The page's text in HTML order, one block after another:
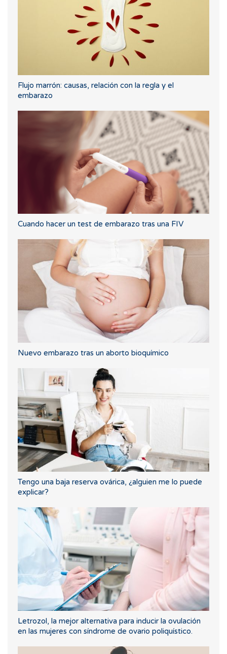
Flujo marrón: causas, relación con la regla y el
embarazo
Cuando hacer un test de embarazo tras una FIV
Nuevo embarazo tras un aborto bioquímico
Tengo una baja reserva ovárica, ¿alguien me lo puede
explicar?
Letrozol, la mejor alternativa para inducir la ovulación
en las mujeres con síndrome de ovario poliquístico.